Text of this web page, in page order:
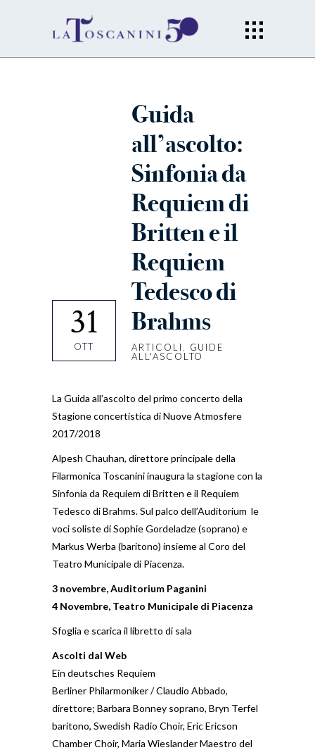
31
OTT
Guida
all’ascolto:
Sinfonia da
Requiem di
Britten e il
Requiem
Tedesco di
Brahms
ARTICOLI
GUIDE
ALL'ASCOLTO
La Guida all’ascolto del primo concerto della
Stagione concertistica di Nuove Atmosfere
2017/2018
Alpesh Chauhan, direttore principale della
Filarmonica Toscanini inaugura la stagione con la
Sinfonia da Requiem di Britten e il Requiem
Tedesco di Brahms. Sul palco dell’Auditorium le
voci soliste di Sophie Gordeladze (soprano) e
Markus Werba (baritono) insieme al Coro del
Teatro Municipale di Piacenza.
3 novembre, Auditorium Paganini
4 Novembre, Teatro Municipale di Piacenza
Sfoglia e scarica il libretto di sala
Ascolti dal Web
Ein deutsches Requiem
Berliner Philarmoniker / Claudio Abbado,
direttore; Barbara Bonney soprano, Bryn Terfel
baritono, Swedish Radio Choir, Eric Ericson
Chamber Choir, Maria Wieslander Maestro del